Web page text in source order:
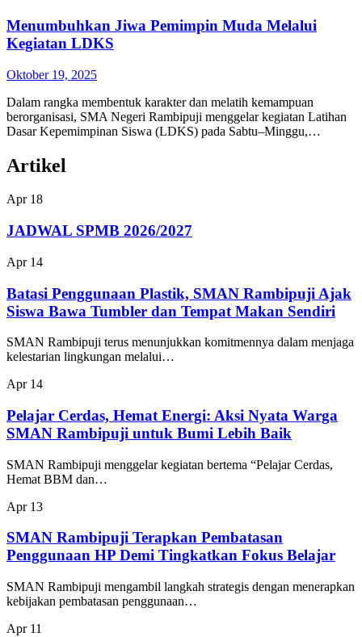
Menumbuhkan Jiwa Pemimpin Muda Melalui
Kegiatan LDKS
Oktober 19, 2025
Dalam rangka membentuk karakter dan melatih kemampuan
berorganisasi, SMA Negeri Rambipuji menggelar kegiatan Latihan
Dasar Kepemimpinan Siswa (LDKS) pada Sabtu–Minggu,…
Artikel
Apr 18
JADWAL SPMB 2026/2027
Apr 14
Batasi Penggunaan Plastik, SMAN Rambipuji Ajak
Siswa Bawa Tumbler dan Tempat Makan Sendiri
SMAN Rambipuji terus menunjukkan komitmennya dalam menjaga
kelestarian lingkungan melalui…
Apr 14
Pelajar Cerdas, Hemat Energi: Aksi Nyata Warga
SMAN Rambipuji untuk Bumi Lebih Baik
SMAN Rambipuji menggelar kegiatan bertema “Pelajar Cerdas,
Hemat BBM dan…
Apr 13
SMAN Rambipuji Terapkan Pembatasan
Penggunaan HP Demi Tingkatkan Fokus Belajar
SMAN Rambipuji mengambil langkah strategis dengan menerapkan
kebijakan pembatasan penggunaan…
Apr 11